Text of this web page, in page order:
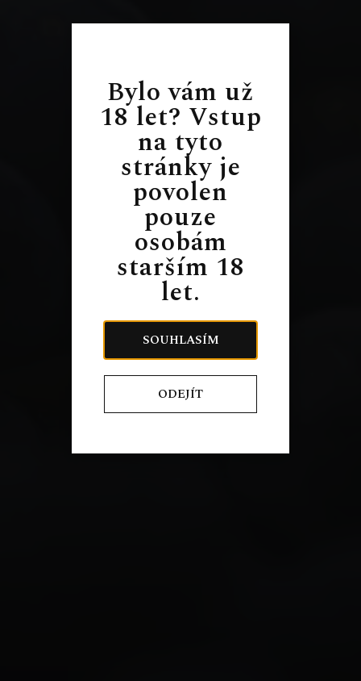
Bylo vám už
18 let? Vstup
na tyto
stránky je
povolen
pouze
osobám
starším 18
let.
SOUHLASÍM
ODEJÍT